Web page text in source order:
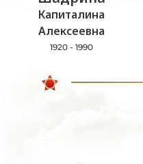
Капиталина
Алексеевна
1920 - 1990